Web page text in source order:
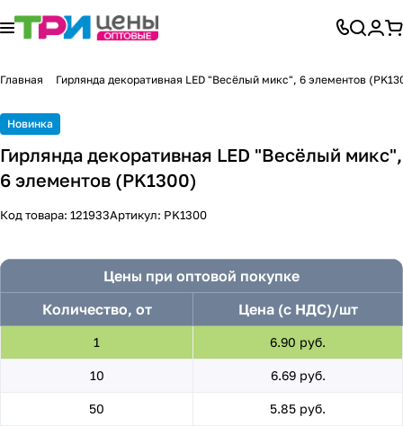
Главная Гирлянда декоративная LED "Весёлый микс", 6 элементов
Новинка
Гирлянда декоративная LED "Весёлый микс",
6 элементов (PK1300)
Код товара: 121933Артикул: PK1300
Цены при оптовой покупке
Количество, от
Цена (с НДС)/шт
1 6.90 руб.
10 6.69 руб.
50 5.85 руб.